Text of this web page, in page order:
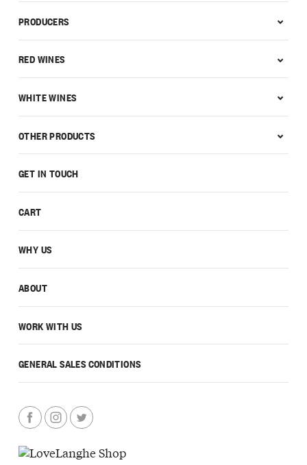
GET IN TOUCH
CART
WHY US
ABOUT
WORK WITH US
GENERAL SALES CONDITIONS
PRODUCERS
RED WINES
WHITE WINES
OTHER PRODUCTS